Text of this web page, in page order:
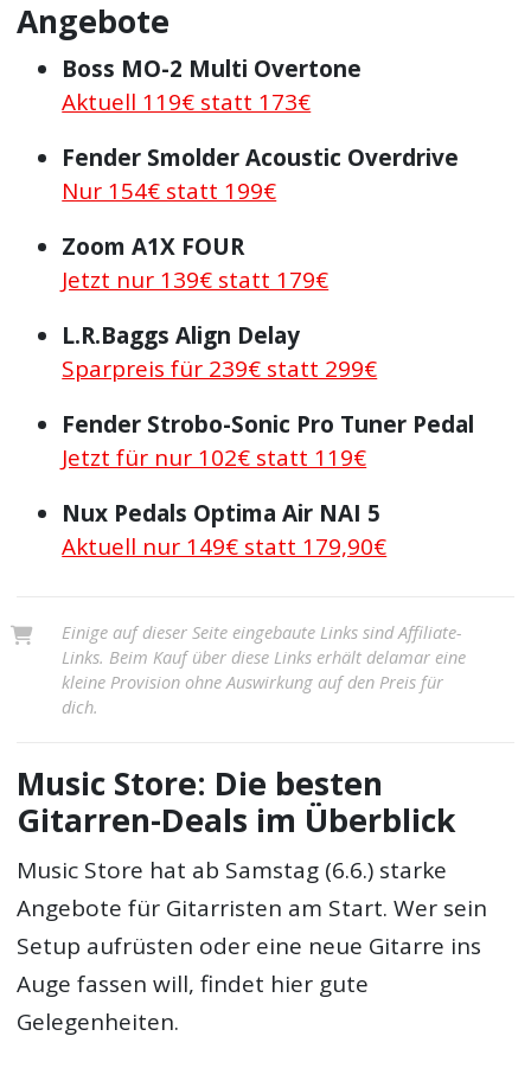
Angebote
Boss MO-2 Multi Overtone
Aktuell 119€ statt 173€
Fender Smolder Acoustic Overdrive
Nur 154€ statt 199€
Zoom A1X FOUR
Jetzt nur 139€ statt 179€
L.R.Baggs Align Delay
Sparpreis für 239€ statt 299€
Fender Strobo-Sonic Pro Tuner Pedal
Jetzt für nur 102€ statt 119€
Nux Pedals Optima Air NAI 5
Aktuell nur 149€ statt 179,90€
Einige auf dieser Seite eingebaute Links sind Affiliate-
Links. Beim Kauf über diese Links erhält delamar eine
kleine Provision ohne Auswirkung auf den Preis für
dich.
Music Store: Die besten
Gitarren-Deals im Überblick
Music Store hat ab Samstag (6.6.) starke
Angebote für Gitarristen am Start. Wer sein
Setup aufrüsten oder eine neue Gitarre ins
Auge fassen will, findet hier gute
Gelegenheiten.